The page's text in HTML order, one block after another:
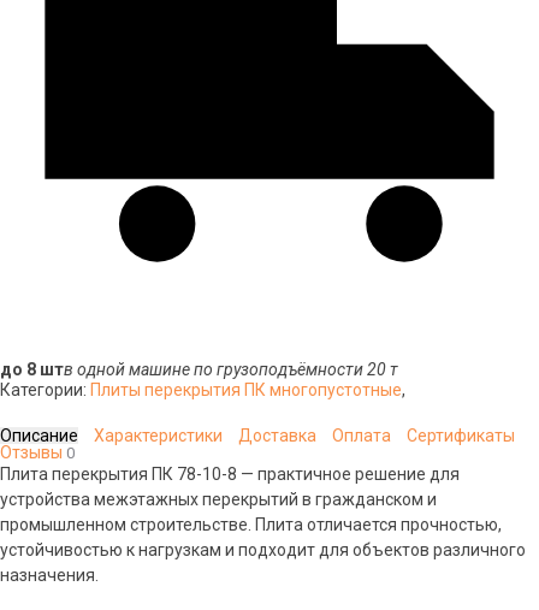
до 8 штв одной машине по грузоподъёмности 20 т
Категории: Плиты перекрытия ПК многопустотные,
Описание Характеристики Доставка Оплата
Сертификаты
Отзывы 0
Плита перекрытия ПК 78-10-8 — практичное решение для
устройства межэтажных перекрытий в гражданском и
промышленном строительстве. Плита отличается прочностью,
устойчивостью к нагрузкам и подходит для объектов различного
назначения.